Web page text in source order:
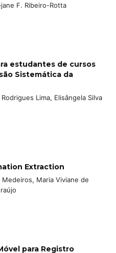
F. Ribeiro-Rotta
estudantes de cursos
Sistemática da
Lima, Elisângela Silva
Extraction
Medeiros, Maria Viviane de
para Registro